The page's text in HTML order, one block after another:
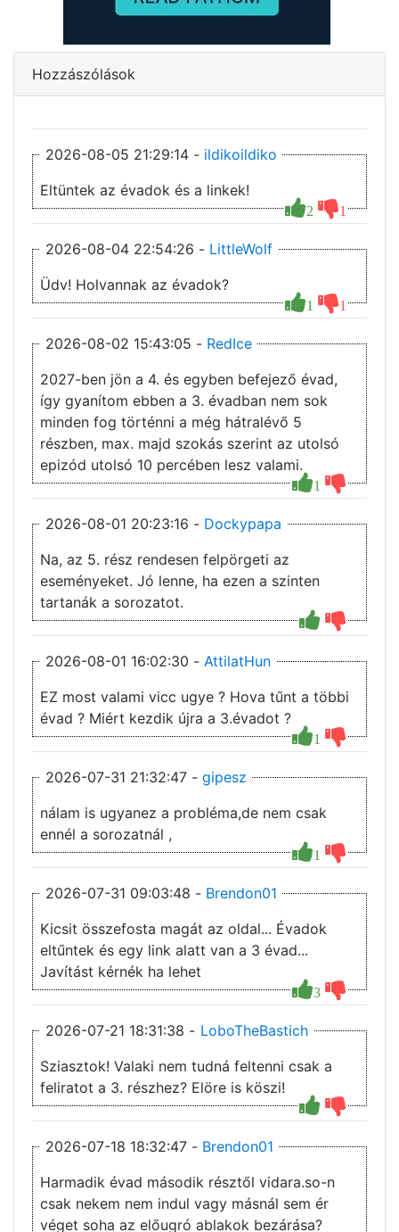
Hozzászólások
2026-08-05 21:29:14 - ildikoildiko
2 1
Eltüntek az évadok és a linkek!
2026-08-04 22:54:26 - LittleWolf
1 1
Üdv! Holvannak az évadok?
2026-08-02 15:43:05 - RedIce
1
2027-ben jön a 4. és egyben befejező évad,
így gyanítom ebben a 3. évadban nem sok
minden fog történni a még hátralévő 5
részben, max. majd szokás szerint az utolsó
epizód utolsó 10 percében lesz valami.
2026-08-01 20:23:16 - Dockypapa
Na, az 5. rész rendesen felpörgeti az
eseményeket. Jó lenne, ha ezen a szinten
tartanák a sorozatot.
2026-08-01 16:02:30 - AttilatHun
1
EZ most valami vicc ugye ? Hova tűnt a többi
évad ? Miért kezdik újra a 3.évadot ?
2026-07-31 21:32:47 - gipesz
1
nálam is ugyanez a probléma,de nem csak
ennél a sorozatnál ,
2026-07-31 09:03:48 - Brendon01
3
Kicsit összefosta magát az oldal... Évadok
eltűntek és egy link alatt van a 3 évad...
Javítást kérnék ha lehet
2026-07-21 18:31:38 - LoboTheBastich
Sziasztok! Valaki nem tudná feltenni csak a
feliratot a 3. részhez? Elöre is köszi!
2026-07-18 18:32:47 - Brendon01
Harmadik évad második résztől vidara.so-n
csak nekem nem indul vagy másnál sem ér
véget soha az előugró ablakok bezárása?